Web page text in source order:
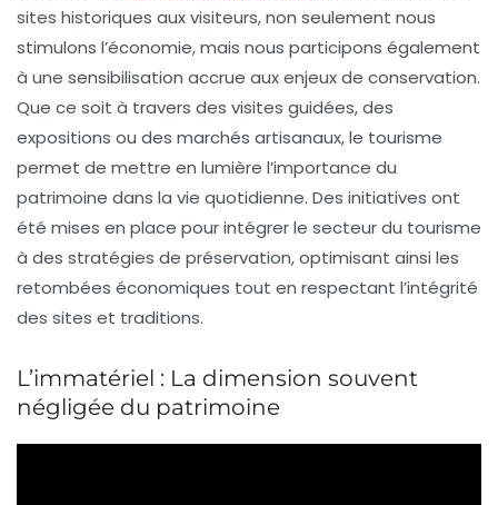
sites historiques aux visiteurs, non seulement nous
stimulons l’économie, mais nous participons également
à une sensibilisation accrue aux enjeux de conservation.
Que ce soit à travers des visites guidées, des
expositions ou des marchés artisanaux, le tourisme
permet de mettre en lumière l’importance du
patrimoine dans la vie quotidienne. Des initiatives ont
été mises en place pour intégrer le secteur du tourisme
à des stratégies de préservation, optimisant ainsi les
retombées économiques tout en respectant l’intégrité
des sites et traditions.
L’immatériel : La dimension souvent
négligée du patrimoine